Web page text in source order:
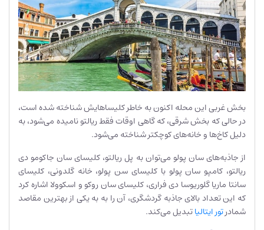
بخش غربی این محله اکنون به خاطر کلیساهایش شناخته شده است،
در حالی که بخش شرقی، که گاهی اوقات فقط ریالتو نامیده می‌شود، به
دلیل کاخ‌ها و خانه‌های کوچکتر شناخته می‌شود.
از جاذبه‌های سان پولو می‌توان به پل ریالتو، کلیسای سان جاکومو دی
ریالتو، کامپو سان پولو با کلیسای سن پولو، خانه گلدونی، کلیسای
سانتا ماریا گلوریوسا دی فراری، کلیسای سان روکو و اسکوولا اشاره کرد
که این تعداد بالای جاذبه گردشگری، آن را به به یکی از بهترین مقاصد
شمادرتور ایتالیاتبدیل می‌کند.